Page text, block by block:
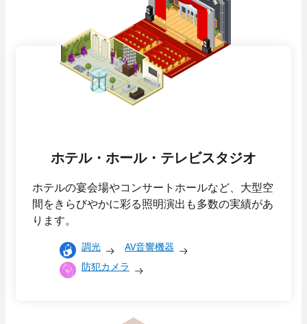
ホテル・ホール・テレビスタジオ
ホテルの宴会場やコンサートホールなど、大型空
間をきらびやかに彩る照明演出も多数の実績があ
ります。
調光
AV音響機器
防犯カメラ